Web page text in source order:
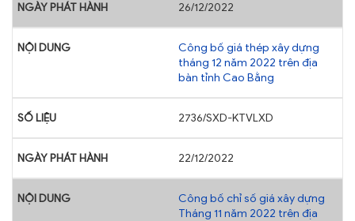
26/12/2022
Công bố giá thép xây dựng
tháng 12 năm 2022 trên địa
bàn tỉnh Cao Bằng
2736/SXD-KTVLXD
22/12/2022
Công bố chỉ số giá xây dựng
Tháng 11 năm 2022 trên địa